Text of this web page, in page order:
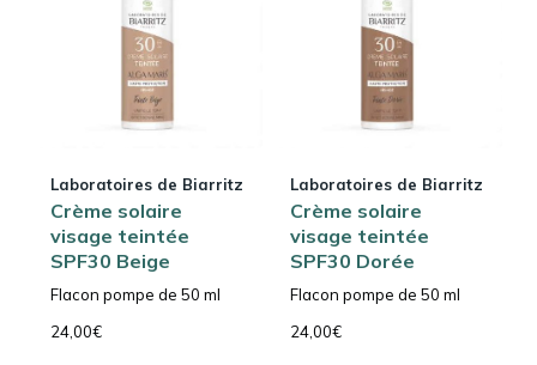
Laboratoires de Biarritz
Crème solaire
visage teintée
SPF30 Beige
Flacon pompe de 50 ml
24,00€
Laboratoires de Biarritz
Crème solaire
visage teintée
SPF30 Dorée
Flacon pompe de 50 ml
24,00€